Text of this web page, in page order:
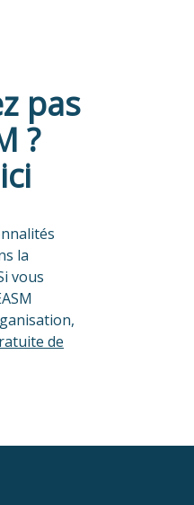
pas
?
la
vous
de